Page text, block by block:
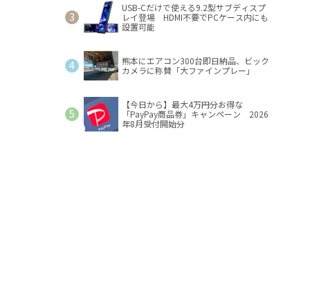
USB-Cだけで使える9.2型サブディスプ
レイ登場 HDMI不要でPCケース内にも
設置可能
熊本にエアコン300台即日納品、ビック
カメラに称賛「大ファインプレー」
【今日から】最大4万円分お得な
「PayPay商品券」キャンペーン 2026
年8月受付開始分